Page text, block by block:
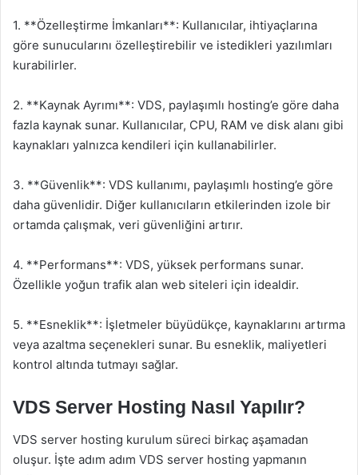
1. **Özelleştirme İmkanları**: Kullanıcılar, ihtiyaçlarına
göre sunucularını özelleştirebilir ve istedikleri yazılımları
kurabilirler.
2. **Kaynak Ayrımı**: VDS, paylaşımlı hosting’e göre daha
fazla kaynak sunar. Kullanıcılar, CPU, RAM ve disk alanı gibi
kaynakları yalnızca kendileri için kullanabilirler.
3. **Güvenlik**: VDS kullanımı, paylaşımlı hosting’e göre
daha güvenlidir. Diğer kullanıcıların etkilerinden izole bir
ortamda çalışmak, veri güvenliğini artırır.
4. **Performans**: VDS, yüksek performans sunar.
Özellikle yoğun trafik alan web siteleri için idealdir.
5. **Esneklik**: İşletmeler büyüdükçe, kaynaklarını artırma
veya azaltma seçenekleri sunar. Bu esneklik, maliyetleri
kontrol altında tutmayı sağlar.
VDS Server Hosting Nasıl Yapılır?
VDS server hosting kurulum süreci birkaç aşamadan
oluşur. İşte adım adım VDS server hosting yapmanın